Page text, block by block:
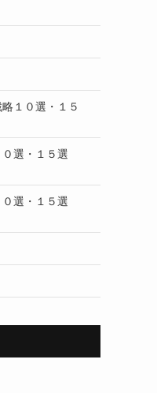
１０選・１５
選・１５選
選・１５選